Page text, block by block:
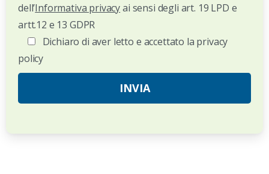
dell’Informativa privacyai sensi degli art. 19 LPD e
artt.12 e 13 GDPR
Dichiaro di aver letto e accettato la privacy
policy